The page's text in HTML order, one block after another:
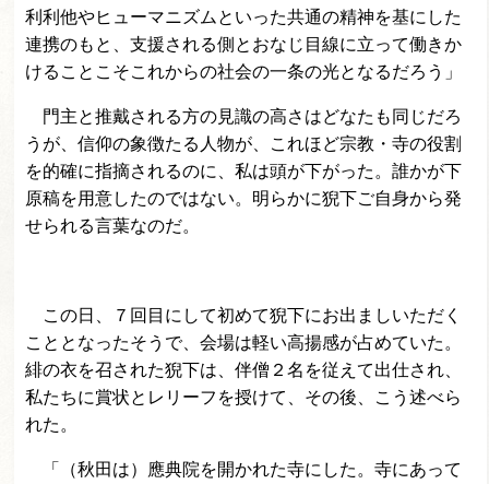
利利他やヒューマニズムといった共通の精神を基にした
連携のもと、支援される側とおなじ目線に立って働きか
けることこそこれからの社会の一条の光となるだろう」
門主と推戴される方の見識の高さはどなたも同じだろ
うが、信仰の象徴たる人物が、これほど宗教・寺の役割
を的確に指摘されるのに、私は頭が下がった。誰かが下
原稿を用意したのではない。明らかに猊下ご自身から発
せられる言葉なのだ。
この日、７回目にして初めて猊下にお出ましいただく
こととなったそうで、会場は軽い高揚感が占めていた。
緋の衣を召された猊下は、伴僧２名を従えて出仕され、
私たちに賞状とレリーフを授けて、その後、こう述べら
れた。
「（秋田は）應典院を開かれた寺にした。寺にあって